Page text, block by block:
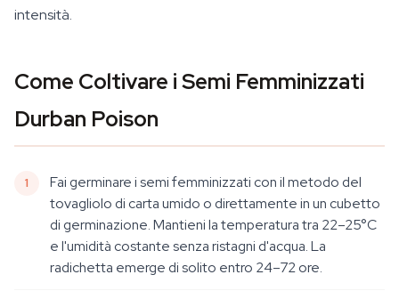
intensità.
Come Coltivare i Semi Femminizzati
Durban Poison
Fai germinare i semi femminizzati con il metodo del
tovagliolo di carta umido o direttamente in un cubetto
di germinazione. Mantieni la temperatura tra 22–25°C
e l'umidità costante senza ristagni d'acqua. La
radichetta emerge di solito entro 24–72 ore.